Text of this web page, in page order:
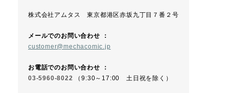
株式会社アムタス 東京都港区赤坂九丁目７番２号
メールでのお問い合わせ ：
customer@mechacomic.jp
お電話でのお問い合わせ ：
03-5960-8022 （9:30～17:00 土日祝を除く）